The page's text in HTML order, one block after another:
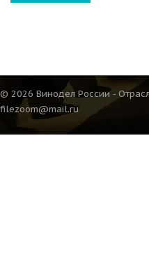
© 2026 Винодел России -
filezoom@mail.ru